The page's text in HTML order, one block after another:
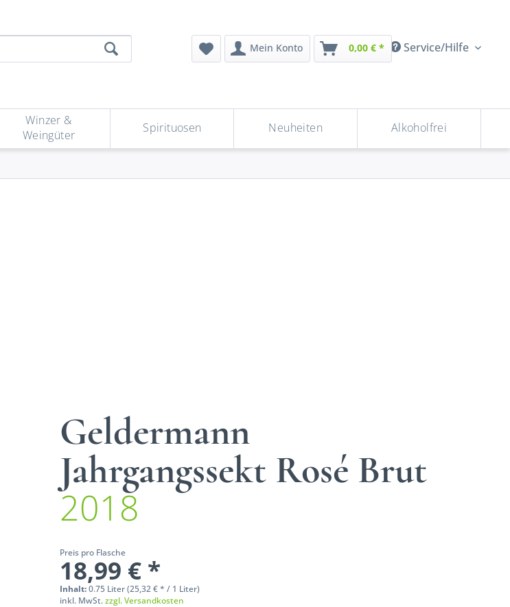
Service/Hilfe
Mein Konto 0,00 € *
Winzer &
Weingüter
Spirituosen Neuheiten Alkoholfrei
Geldermann
Jahrgangssekt Rosé Brut
2018
Preis pro Flasche
18,99 € *
Inhalt:0.75 Liter (25,32 € * / 1 Liter)
inkl. MwSt.zzgl. Versandkosten